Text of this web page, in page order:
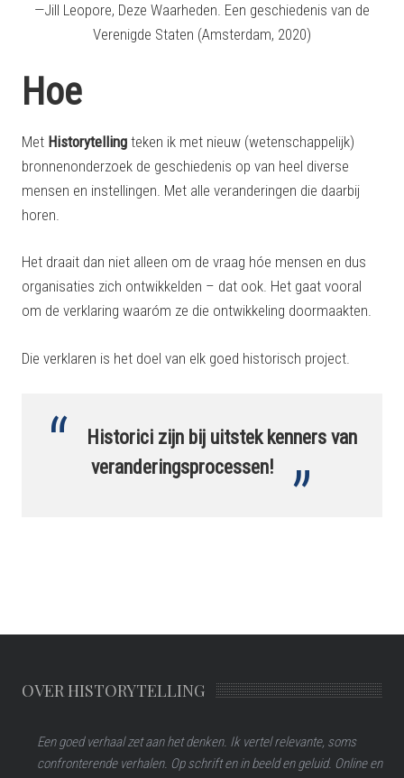
—Jill Leopore, Deze Waarheden. Een geschiedenis van de
Verenigde Staten (Amsterdam, 2020)
Hoe
Met Historytelling teken ik met nieuw (wetenschappelijk)
bronnenonderzoek de geschiedenis op van heel diverse
mensen en instellingen. Met alle veranderingen die daarbij
horen.
Het draait dan niet alleen om de vraag hóe mensen en dus
organisaties zich ontwikkelden – dat ook. Het gaat vooral
om de verklaring waaróm ze die ontwikkeling doormaakten.
Die verklaren is het doel van elk goed historisch project.
Historici zijn bij uitstek kenners van
veranderingsprocessen!
OVER HISTORYTELLING
Een goed verhaal zet aan het denken. Ik vertel relevante, soms
confronterende verhalen. Op schrift en in beeld en geluid. Online en